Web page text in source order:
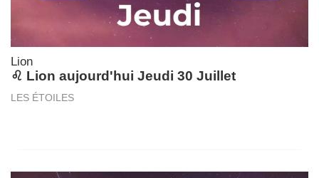
Lion
♌ Lion aujourd'hui Jeudi 30 Juillet
LES ÉTOILES